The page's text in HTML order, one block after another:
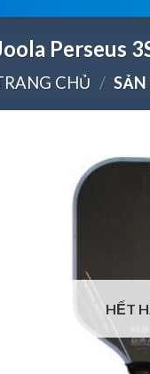
Perseus
CHỦ / SẢN
HẾT